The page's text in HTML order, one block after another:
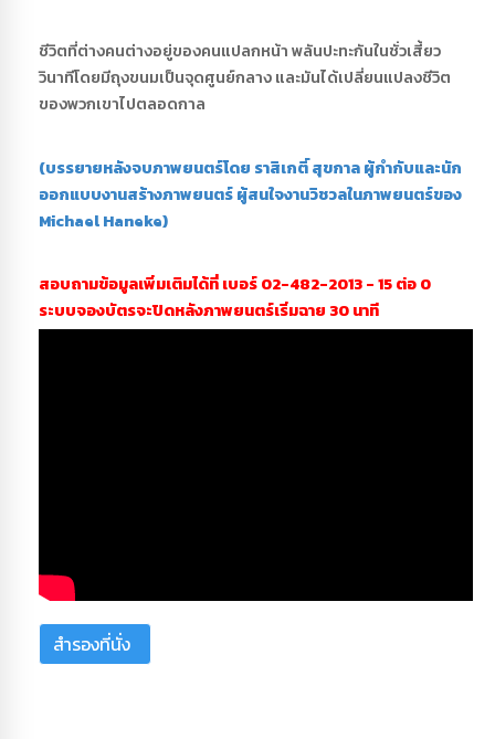
ชีวิตที่ต่างคนต่างอยู่ของคนแปลกหน้า พลันปะทะกันในชั่วเสี้ยว
วินาทีโดยมีถุงขนมเป็นจุดศูนย์กลาง และมันได้เปลี่ยนแปลงชีวิต
ของพวกเขาไปตลอดกาล
(บรรยายหลังจบภาพยนตร์โดย ราสิเกติ์ สุขกาล ผู้กำกับและนัก
ออกแบบงานสร้างภาพยนตร์ ผู้สนใจงานวิชวลในภาพยนตร์ของ
Michael Haneke)
สอบถามข้อมูลเพิ่มเติมได้ที่ เบอร์ 02-482-2013 - 15 ต่อ 0
ระบบจองบัตรจะปิดหลังภาพยนตร์เริ่มฉาย 30 นาที
สำรองที่นั่ง